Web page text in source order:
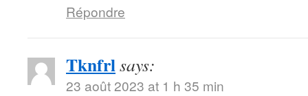
Répondre
Tknfrlsays:
23 août 2023 at 1 h 35 min